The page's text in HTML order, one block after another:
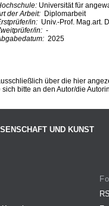
Universität für
der Arbeit: Diplomarbeit
in: Univ.-Prof. Mag.art.
in: -
2025
über die hier
bitte an den Autor/die
UND KUNST